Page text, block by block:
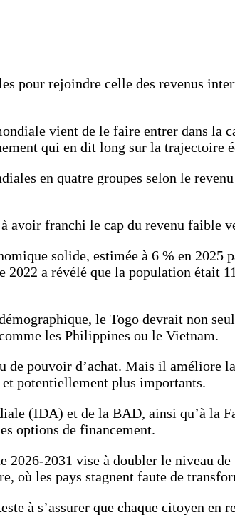
pour rejoindre celle des revenus
vient de le faire entrer dans la
qui en dit long sur la trajectoire
en quatre groupes selon le
avoir franchi le cap du revenu faible
solide, estimée à 6 % en
a révélé que la population était
le Togo devrait non
les Philippines ou le Vietnam.
de pouvoir d’achat. Mais il améliore
potentiellement plus importants.
(IDA) et de la BAD, ainsi qu’à
options de financement.
vise à doubler le niveau
où les pays stagnent faute de
à s’assurer que chaque citoyen en